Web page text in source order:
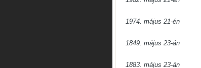
1974. május 21-én
1849. május 23-án
1883. május 23-án